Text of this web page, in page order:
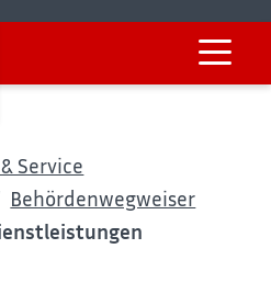
Service
Behördenwegweiser